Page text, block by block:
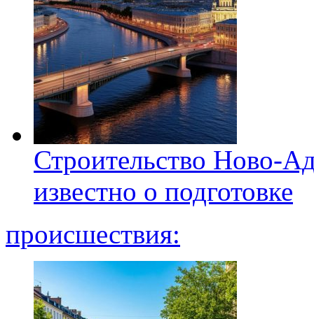
Строительство Ново-
известно о подготовке
происшествия: